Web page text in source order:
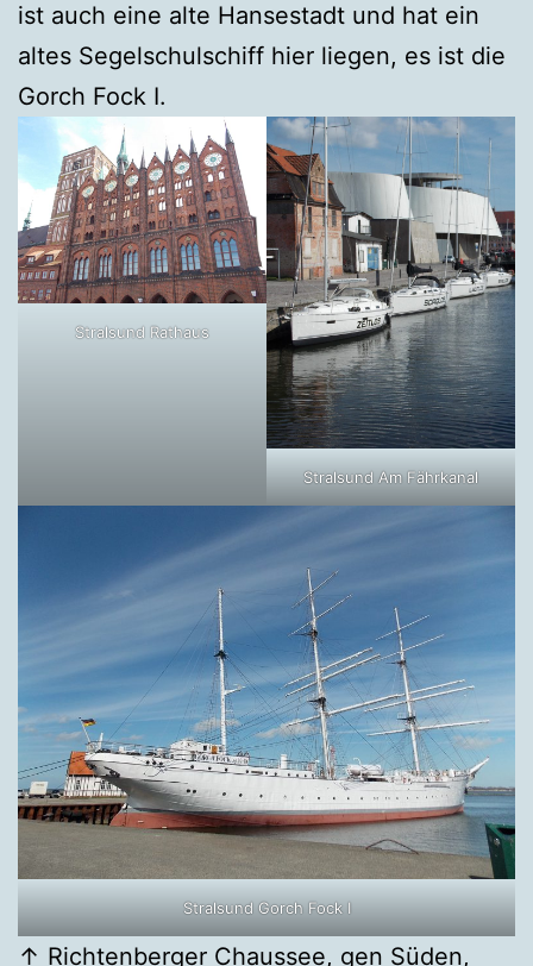
ist auch eine alte Hansestadt und hat ein
altes Segelschulschiff hier liegen, es ist die
Gorch Fock I.
Stralsund Rathaus
Stralsund Am Fährkanal
Stralsund Gorch Fock I
↑ Richtenberger Chaussee, gen Süden,